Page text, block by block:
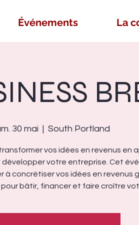
Événements La
30 mai
  |
South Portland
vos idées en revenus en
votre entreprise. Cet
à concrétiser vos idées en revenus
bâtir, financer et faire croître